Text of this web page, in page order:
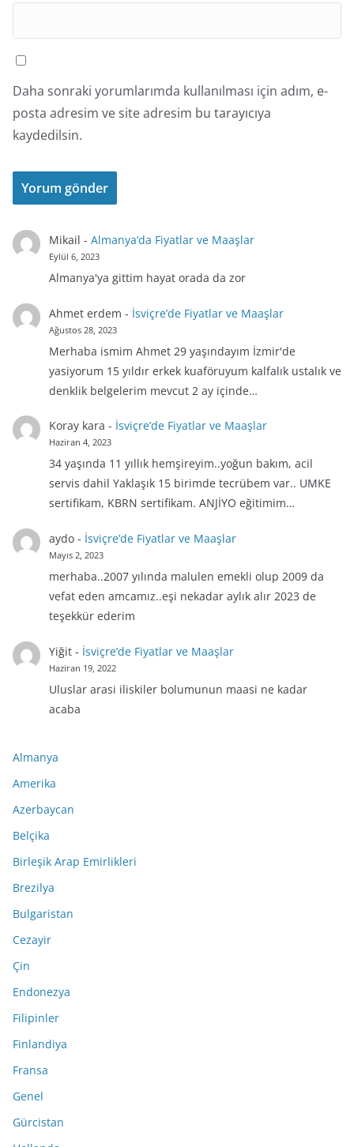
Daha sonraki yorumlarımda kullanılması için adım, e-
posta adresim ve site adresim bu tarayıcıya
kaydedilsin.
Mikail - Almanya’da Fiyatlar ve Maaşlar
Eylül 6, 2023
Almanya'ya gittim hayat orada da zor
Ahmet erdem - İsviçre’de Fiyatlar ve Maaşlar
Ağustos 28, 2023
Merhaba ismim Ahmet 29 yaşındayım İzmir'de
yasiyorum 15 yıldır erkek kuaföruyum kalfalık ustalık ve
denklik belgelerim mevcut 2 ay içinde…
Koray kara - İsviçre’de Fiyatlar ve Maaşlar
Haziran 4, 2023
34 yaşında 11 yıllık hemşireyim..yoğun bakım, acil
servis dahil Yaklaşık 15 birimde tecrübem var.. UMKE
sertifikam, KBRN sertifikam. ANJİYO eğitimim…
aydo- İsviçre’de Fiyatlar ve Maaşlar
Mayıs 2, 2023
merhaba..2007 yılında malulen emekli olup 2009 da
vefat eden amcamız..eşi nekadar aylık alır 2023 de
teşekkür ederim
Yiğit- İsviçre’de Fiyatlar ve Maaşlar
Haziran 19, 2022
Uluslar arasi iliskiler bolumunun maasi ne kadar
acaba
Almanya
Amerika
Azerbaycan
Belçika
Birleşik Arap Emirlikleri
Brezilya
Bulgaristan
Cezayir
Çin
Endonezya
Filipinler
Finlandiya
Fransa
Genel
Gürcistan